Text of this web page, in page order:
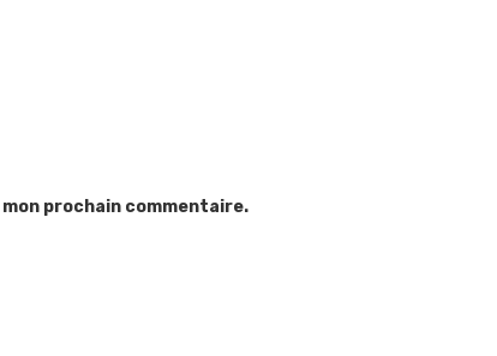
prochain commentaire.